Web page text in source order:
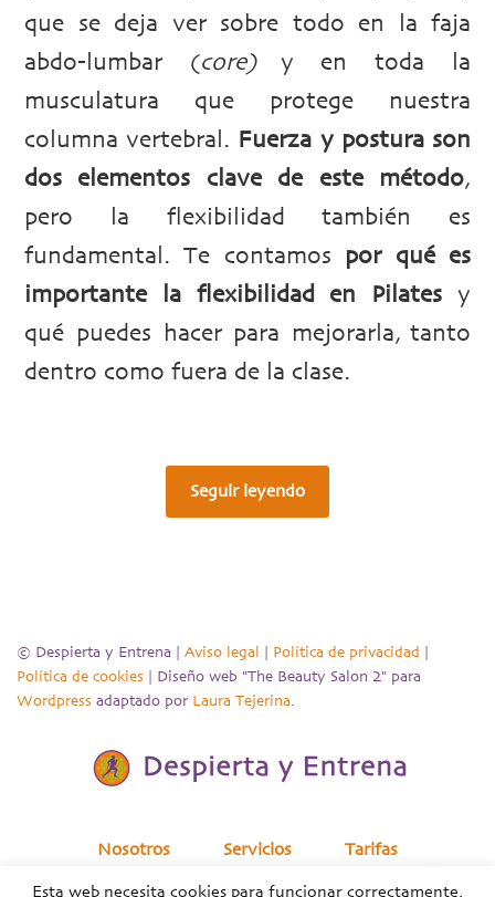
que se deja ver sobre todo en la faja
abdo-lumbar (core) y en toda la
musculatura que protege nuestra
columna vertebral. Fuerza y postura son
dos elementos clave de este método,
pero la flexibilidad también es
fundamental. Te contamos por qué es
importante la flexibilidad en Pilates y
qué puedes hacer para mejorarla, tanto
dentro como fuera de la clase.
Seguir leyendo
© Despierta y Entrena | Aviso legal Política de privacidad
Política de cookies | Diseño web "The Beauty Salon 2" para
Wordpress adaptado por Laura Tejerina.
Nosotros Servicios Tarifas
Esta web necesita cookies para funcionar correctamente.